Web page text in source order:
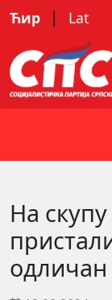
Ћир | Lat
На
одличан